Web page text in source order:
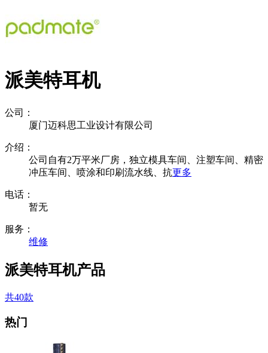
派美特耳机
公司：
厦门迈科思工业设计有限公司
介绍：
公司自有2万平米厂房，独立模具车间、注塑车间、精密
冲压车间、喷涂和印刷流水线、抗更多
电话：
暂无
服务：
维修
派美特耳机产品
共40款
热门